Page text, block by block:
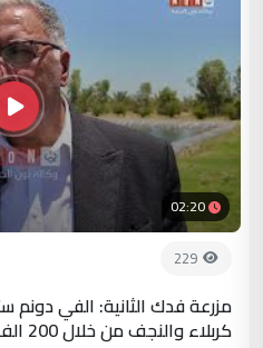
02:20
229
مزرعة فدك الثانية: الفي دونم
كربلاء والنجف من خلال 200 الف فسيلة